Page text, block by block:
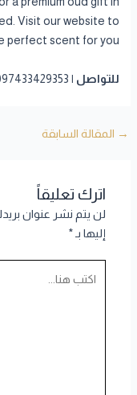
Visit our website to
perfect scent for you.
للتواصل | Contact:
→ المقالة السابقة
اترك تعليقاً
لن يتم نشر عنوان
إليها بـ*